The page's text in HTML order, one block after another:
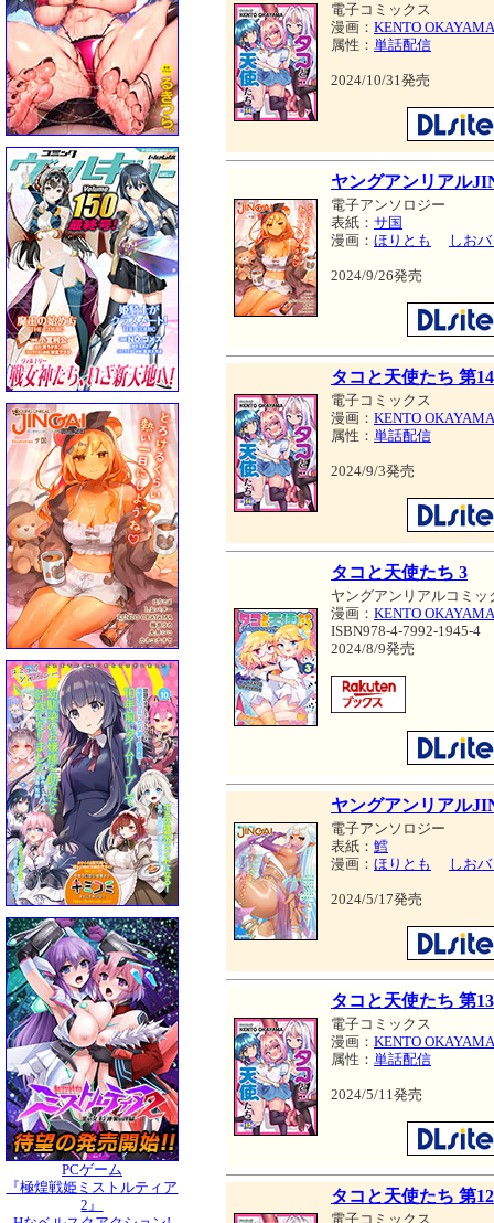
PCゲーム
『極煌戦姫ミストルティア
2』
電子コミックス
漫画： KENTO OKAYAMA
属性： 単話配信
2024/10/31発売
ヤングアンリアル
電子アンソロジー
表紙： サ国
漫画： ほりとも しお
2024/9/26発売
タコと天使たち 第
電子コミックス
漫画： KENTO OKAYAMA
属性： 単話配信
2024/9/3発売
タコと天使たち 3
ヤングアンリアルコミッ
漫画： KENTO OKAYAMA
ISBN978-4-7992-1945-4
2024/8/9発売
ヤングアンリアル
電子アンソロジー
表紙： 鱈
漫画： ほりとも しお
2024/5/17発売
タコと天使たち 第
電子コミックス
漫画： KENTO OKAYAMA
属性： 単話配信
2024/5/11発売
タコと天使たち 第
電子コミックス